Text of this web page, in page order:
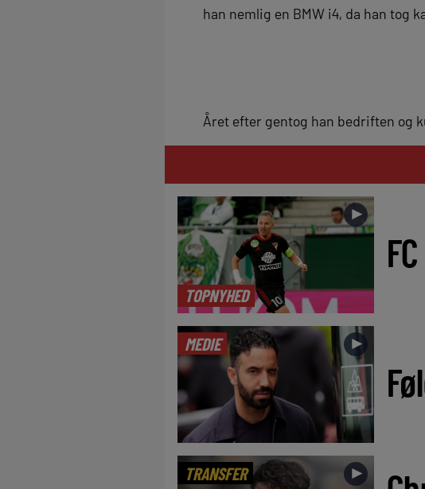
han nemlig en BMW i4, da han tog
Året efter gentog han bedriften og
TOPNYHED
►
MEDIE ►
TRANSFER ►